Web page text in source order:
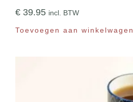
€ 39.95 incl. BTW
Toevoegen aan winkelwagen